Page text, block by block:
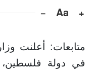
+
Aa
−
متابعات: أعلنت
في دولة فلسطين،